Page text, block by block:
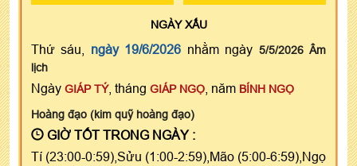
NGÀYXẤU
Thứ sáu, ngày 19/6/2026 nhằm ngày 5/5/2026 Âm
lịch
Ngày GIÁP TÝ, tháng GIÁP NGỌ , năm BÍNH NGỌ
Hoàng đạo (kim quỹ hoàng đạo)
GIỜ TỐT TRONG NGÀY :
Tí (23:00-0:59),Sửu (1:00-2:59),Mão (5:00-6:59),Ngọ